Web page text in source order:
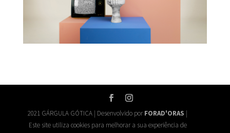
2021 GÁRGULA GÓTICA | Desenvolvido por FORAD'ORAS |
Este site utiliza cookies para melhorar a sua experiência de